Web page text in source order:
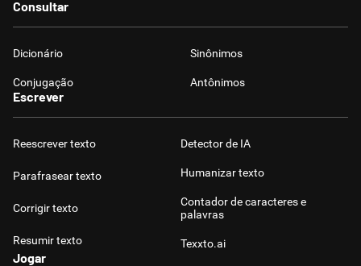
Consultar
Dicionário Sinônimos
Conjugação Antônimos
Escrever
Reescrever texto
Parafrasear texto
Corrigir texto
Resumir texto
Detector de IA
Humanizar texto
Contador de caracteres e
palavras
Texxto.ai
Jogar